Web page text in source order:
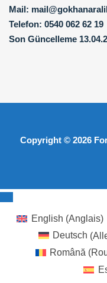
Mail:
Telefon: 0540 062 62 19
Son Güncelleme
Copyright © 2026
English (Anglais)
Deutsch (
Română (